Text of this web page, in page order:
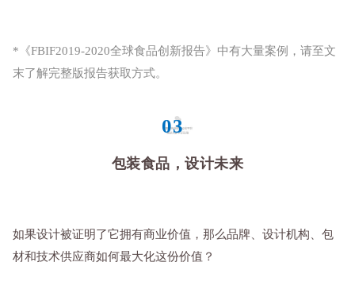
*《FBIF2019-2020全球食品创新报告》中有大量案例，请至文
末了解完整版报告获取方式。
03
包装食品，设计未来
如果设计被证明了它拥有商业价值，那么品牌、设计机构、包
材和技术供应商如何最大化这份价值？